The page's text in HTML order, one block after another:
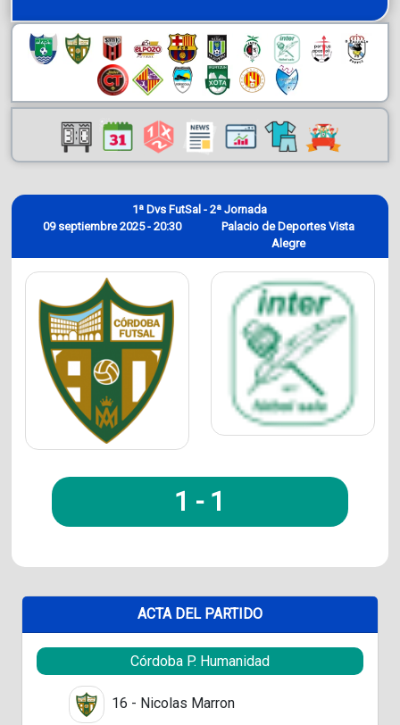
09 septiembre 2025 - 20:30
1ª Dvs FutSal - 2ª Jornada
Palacio de Deportes Vista
Alegre
1 - 1
ACTA DEL PARTIDO
Córdoba P. Humanidad
16 - Nicolas Marron